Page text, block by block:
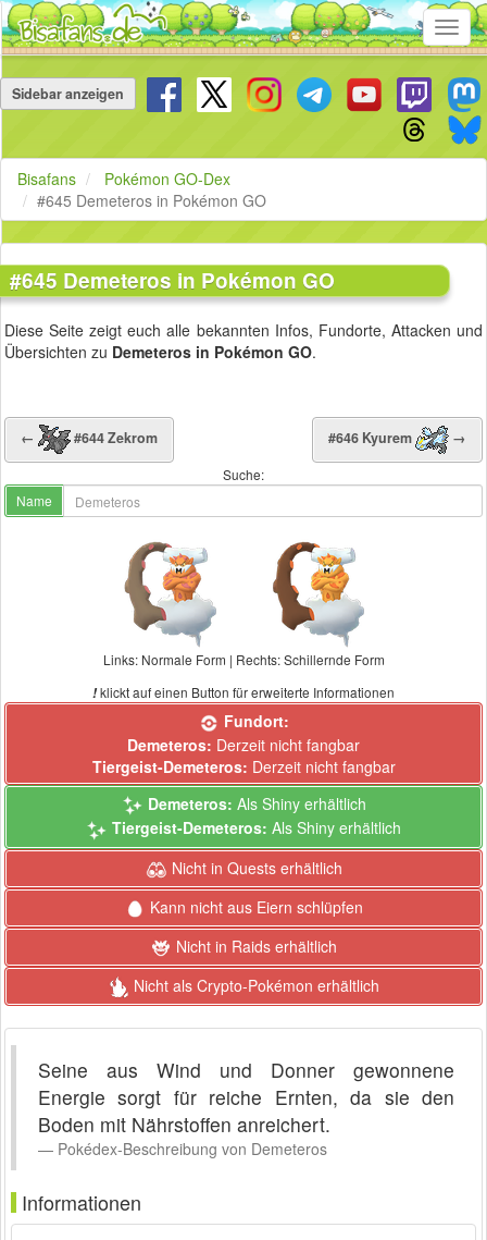
überspringen
Sidebar anzeigen
Bisafans
Pokémon GO-Dex
#645 Demeteros in Pokémon GO
#645 Demeteros in Pokémon GO
Diese Seite zeigt euch alle bekannten Infos, Fundorte, Attacken und
Übersichten zu Demeteros in Pokémon GO.
← #644 Zekrom
Suche:
Name
#646 Kyurem →
Links: Normale Form | Rechts: Schillernde Form
!klickt auf einen Button für erweiterte Informationen
Fundort:
Demeteros: Derzeit nicht fangbar
Tiergeist-Demeteros: Derzeit nicht fangbar
Demeteros: Als Shiny erhältlich
Tiergeist-Demeteros: Als Shiny erhältlich
Nicht in Quests erhältlich
Kann nicht aus Eiern schlüpfen
Nicht in Raids erhältlich
Nicht als Crypto-Pokémon erhältlich
Seine aus Wind und Donner gewonnene
Energie sorgt für reiche Ernten, da sie den
Boden mit Nährstoffen anreichert.
Pokédex-Beschreibung von Demeteros
Informationen